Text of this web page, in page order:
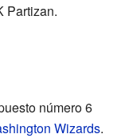
Partizan.
número 6
Wizards.